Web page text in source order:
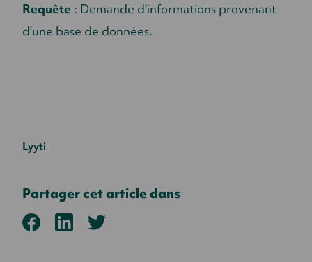
Requête : Demande d'informations provenant
d'une base de données.
Lyyti
Partager cet article dans